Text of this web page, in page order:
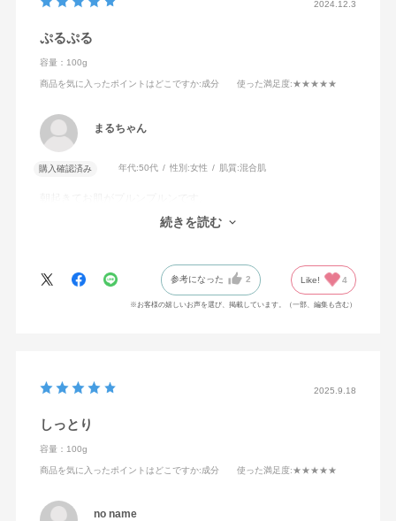
2024.12.3
ぷるぷる
容量：100g
商品を気に入ったポイントはどこですか:成分 使った満足度:★★★★★
まるちゃん
購入確認済み 年代:50代 性別:女性 肌質:混合肌
続きを読む
参考になった 2 Like! 4
※お客様の嬉しいお声を選び、掲載しています。（一部、編集も含む）
2025.9.18
しっとり
容量：100g
商品を気に入ったポイントはどこですか:成分 使った満足度:★★★★★
no name